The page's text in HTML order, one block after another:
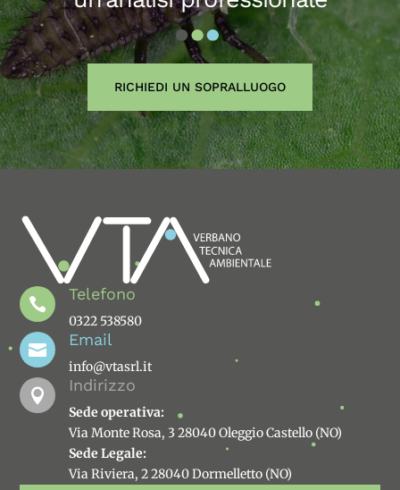
RICHIEDI UN SOPRALLUOGO

Telefono
0322 538580

Email
info@vtasrl.it

Indirizzo
Sede operativa:
Via Monte Rosa, 3 28040 Oleggio Castello (NO)
Sede Legale:
Via Riviera, 2 28040 Dormelletto (NO)